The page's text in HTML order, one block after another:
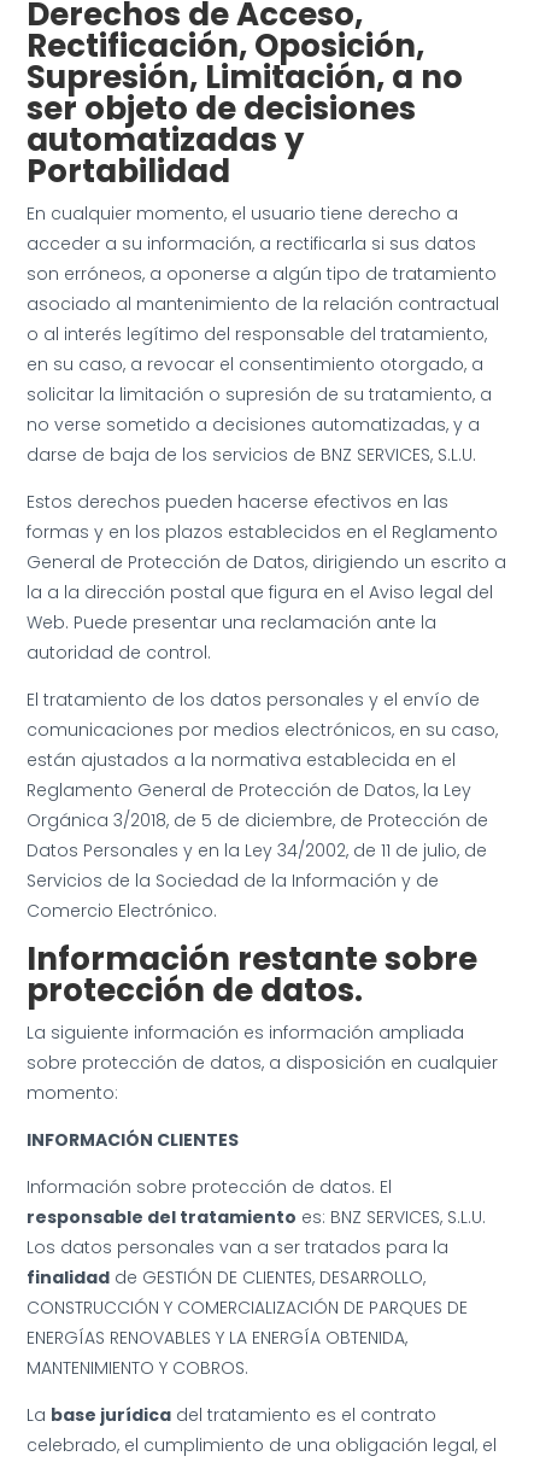
Derechos de Acceso,
Rectificación, Oposición,
Supresión, Limitación, a no
ser objeto de decisiones
automatizadas y
Portabilidad
En cualquier momento, el usuario tiene derecho a
acceder a su información, a rectificarla si sus datos
son erróneos, a oponerse a algún tipo de tratamiento
asociado al mantenimiento de la relación contractual
o al interés legítimo del responsable del tratamiento,
en su caso, a revocar el consentimiento otorgado, a
solicitar la limitación o supresión de su tratamiento, a
no verse sometido a decisiones automatizadas, y a
darse de baja de los servicios de BNZ SERVICES, S.L.U.
Estos derechos pueden hacerse efectivos en las
formas y en los plazos establecidos en el Reglamento
General de Protección de Datos, dirigiendo un escrito a
la a la dirección postal que figura en el Aviso legal del
Web. Puede presentar una reclamación ante la
autoridad de control.
El tratamiento de los datos personales y el envío de
comunicaciones por medios electrónicos, en su caso,
están ajustados a la normativa establecida en el
Reglamento General de Protección de Datos, la Ley
Orgánica 3/2018, de 5 de diciembre, de Protección de
Datos Personales y en la Ley 34/2002, de 11 de julio, de
Servicios de la Sociedad de la Información y de
Comercio Electrónico.
Información restantesobre
protección de datos.
La siguiente información es información ampliada
sobre protección de datos, a disposición en cualquier
momento:
INFORMACIÓN CLIENTES
Información sobre protección de datos. El
responsable del tratamiento es: BNZ SERVICES, S.L.U.
Los datos personales van a ser tratados para la
finalidad de GESTIÓN DE CLIENTES, DESARROLLO,
CONSTRUCCIÓN Y COMERCIALIZACIÓN DE PARQUES DE
ENERGÍAS RENOVABLES Y LA ENERGÍA OBTENIDA,
MANTENIMIENTO Y COBROS.
La base jurídica del tratamiento es el contrato
celebrado, el cumplimiento de una obligación legal, el